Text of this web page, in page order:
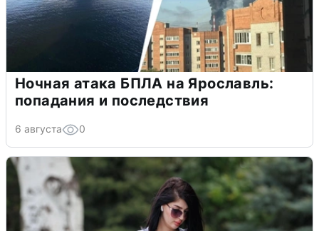
Ночная атака БПЛА на Ярославль:
попадания и последствия
6 августа 0